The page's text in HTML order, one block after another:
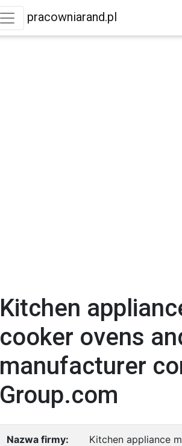
pracowniarand.pl
Kitchen
cooker ovens
manufacturer
Group.com
Nazwa firmy:
Kitchen appliance